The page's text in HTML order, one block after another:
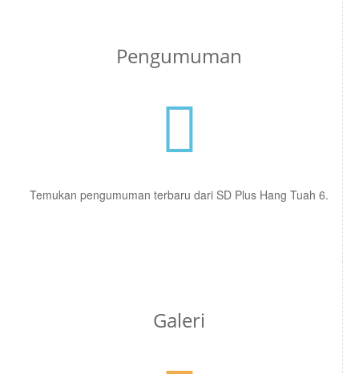
Pengumuman
Temukan pengumuman terbaru dari SD Plus Hang Tuah 6.
Galeri